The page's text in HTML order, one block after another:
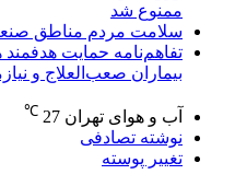
ممنوع شد
سلامت مردم مناطق
تفاهم‌نامه حمایت
بیماران صعب‌العلاج و
آب و هوای تهران 27
℃
نوشته تصادفی
تغییر پوسته